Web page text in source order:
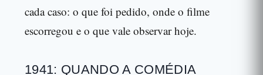
cada caso: o que foi pedido, onde o filme
escorregou e o que vale observar hoje.
1941: QUANDO A COMÉDIA